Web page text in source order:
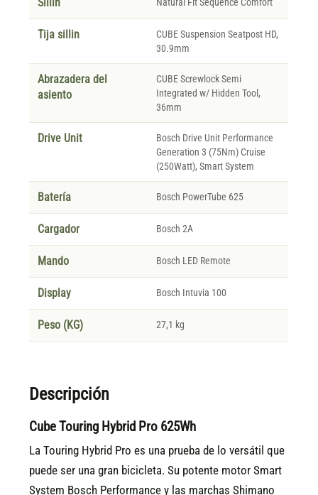
Sillin
Tija sillin
CUBE Suspension Seatpost HD,
30.9mm
Abrazadera del
asiento
CUBE Screwlock Semi
Integrated w/ Hidden Tool,
36mm
Drive Unit
Bosch Drive Unit Performance
Generation 3 (75Nm) Cruise
(250Watt), Smart System
Batería Bosch PowerTube 625
Cargador Bosch 2A
Mando Bosch LED Remote
Display Bosch Intuvia 100
Peso (KG) 27,1 kg
Descripción
Cube Touring Hybrid Pro 625Wh
La Touring Hybrid Pro es una prueba de lo versátil que
puede ser una gran bicicleta. Su potente motor Smart
System Bosch Performance y las marchas Shimano